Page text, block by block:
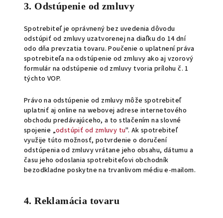
3. Odstúpenie od zmluvy
Spotrebiteľ je oprávnený bez uvedenia dôvodu
odstúpiť od zmluvy uzatvorenej na diaľku do 14 dní
odo dňa prevzatia tovaru. Poučenie o uplatnení práva
spotrebiteľa na odstúpenie od zmluvy ako aj vzorový
formulár na odstúpenie od zmluvy tvoria prílohu č. 1
týchto VOP.
Právo na odstúpenie od zmluvy môže spotrebiteľ
uplatniť aj online na webovej adrese internetového
obchodu predávajúceho, a to stlačením na slovné
spojenie „odstúpiť od zmluvy tu". Ak spotrebiteľ
využije túto možnosť, potvrdenie o doručení
odstúpenia od zmluvy vrátane jeho obsahu, dátumu a
času jeho odoslania spotrebiteľovi obchodník
bezodkladne poskytne na trvanlivom médiu e-mailom.
4. Reklamácia tovaru